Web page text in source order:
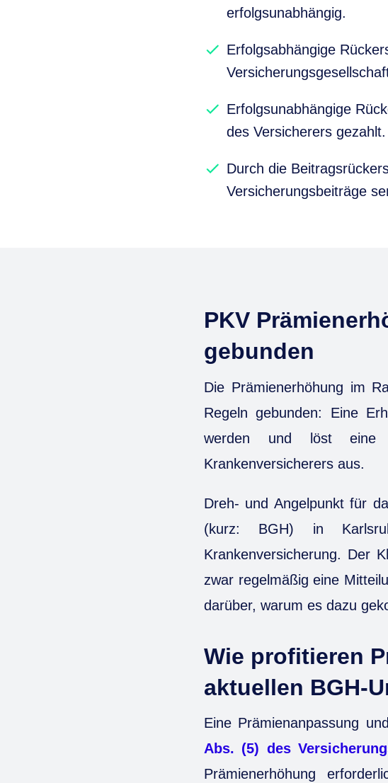
erfolgsunabhängig.
Erfolgsabhängige
Erfolgsunabhängige
des Versicherers gezahlt.
Durch die
Versicherungsbeiträge
PKV
gebunden
Die Prämienerhöhung im
Regeln gebunden: Eine
werden und löst eine
Krankenversicherers aus.
Dreh- und Angelpunkt für
(kurz: BGH) in
Krankenversicherung. Der
zwar regelmäßig eine
darüber, warum es dazu
Wie profitieren
aktuellen BGH-
Eine Prämienanpassung
Abs. (5) des
Prämienerhöhung